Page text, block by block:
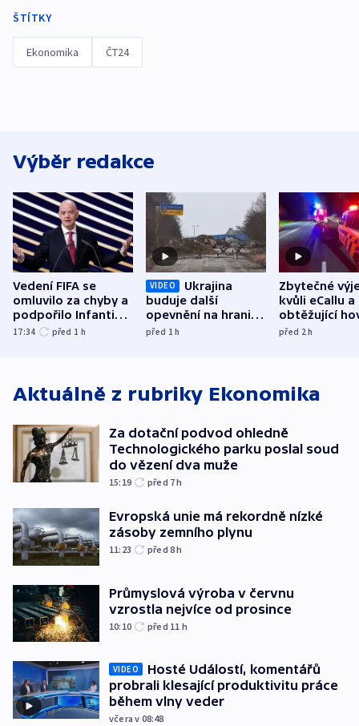
ŠTÍTKY
Ekonomika ČT24
Výběr redakce
Vedení FIFA se
omluvilo za chyby a
podpořilo Infantina.
UEFA trvá na
17:34 před 1 h
VIDEO
Ukrajina
buduje další
opevnění na hranici
s Běloruskem
před 1h
Zbytečné
kvůli eCallu a
obtěžující
zdržují
před 2h
Aktuálně z rubriky Ekonomika
Za dotační podvod ohledně
Technologického parku poslal soud
do vězení dva muže
15:19 před 7h
Evropská unie má rekordně nízké
zásoby zemního plynu
11:23 před 8h
Průmyslová výroba v červnu
vzrostla nejvíce od prosince
10:10 před 11 h
VIDEO
Hosté Událostí, komentářů
probrali klesající produktivitu práce
během vlny veder
včera v 08:48